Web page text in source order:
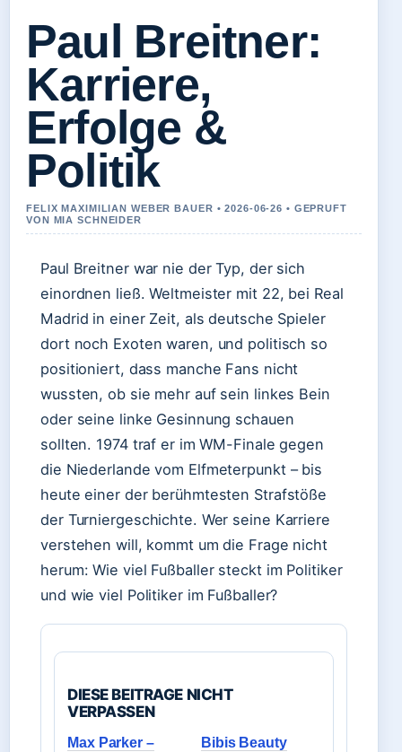
Paul Breitner:
Karriere,
Erfolge &
Politik
FELIX MAXIMILIAN WEBER BAUER • 2026-06-26 • GEPRUFT
VON MIA SCHNEIDER
Paul Breitner war nie der Typ, der sich
einordnen ließ. Weltmeister mit 22, bei Real
Madrid in einer Zeit, als deutsche Spieler
dort noch Exoten waren, und politisch so
positioniert, dass manche Fans nicht
wussten, ob sie mehr auf sein linkes Bein
oder seine linke Gesinnung schauen
sollten. 1974 traf er im WM-Finale gegen
die Niederlande vom Elfmeterpunkt – bis
heute einer der berühmtesten Strafstöße
der Turniergeschichte. Wer seine Karriere
verstehen will, kommt um die Frage nicht
herum: Wie viel Fußballer steckt im Politiker
und wie viel Politiker im Fußballer?
DIESE BEITRAGE NICHT
VERPASSEN
Max Parker –
Bibis Beauty